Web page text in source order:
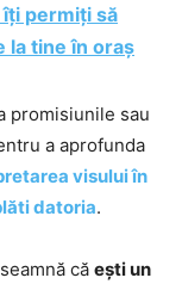
permiți să
la tine în oraș
promisiunile sau
a aprofunda
visului în
datoria.
că ești un